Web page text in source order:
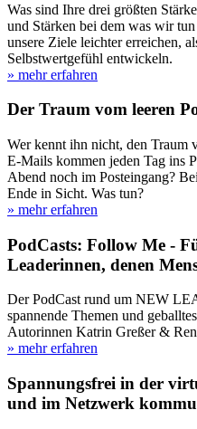
Was sind Ihre drei größten
und Stärken bei dem was wir
unsere Ziele leichter erreichen,
Selbstwertgefühl entwickeln.
» mehr erfahren
Der Traum vom leeren
Wer kennt ihn nicht, den Traum
E-Mails kommen jeden Tag ins
Abend noch im Posteingang?
Ende in Sicht. Was tun?
» mehr erfahren
PodCasts: Follow Me -
Leaderinnen, denen
Der PodCast rund um NEW
spannende Themen und
Autorinnen Katrin Greßer &
» mehr erfahren
Spannungsfrei in der
und im Netzwerk